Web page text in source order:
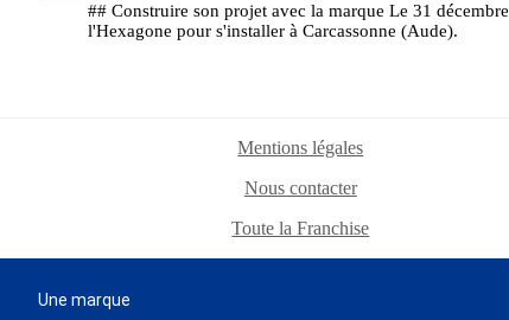
## Construire son projet avec la marque Le 31
l'Hexagone pour s'installer à Carcassonne (Aude).
Mentions légales
Nous contacter
Toute la Franchise
Une marque